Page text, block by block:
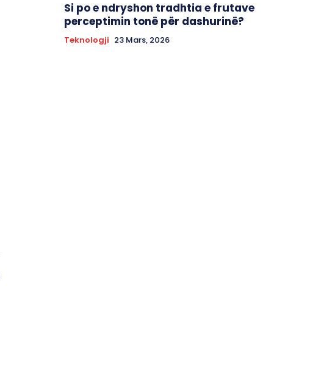
Si po e ndryshon tradhtia e frutave
perceptimin tonë për dashurinë?
Teknologji 23 Mars, 2026